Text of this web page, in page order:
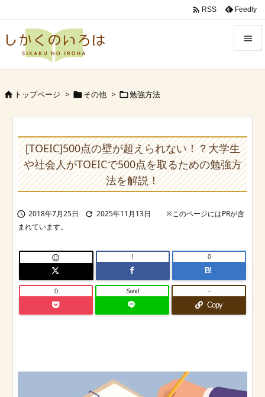

Prev
 RSS Feedly
 トップページ > その他 > 勉強方法
[TOEIC]500点の壁が超えられない！？大学生
や社会人がTOEICで500点を取るための勉強方
法を解説！
 2018年7月25日  2025年11月13日
 !
B!
0
0 Send
Copy
-